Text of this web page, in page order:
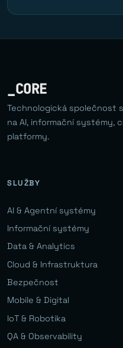
_CORE
Technologická společnost
na AI, informační systémy,
platformy.
SLUŽBY
AI & Agentní systémy
Informační systémy
Data & Analytics
Cloud & Infrastruktura
Bezpečnost
Mobile & Digital
IoT & Robotika
QA & Observability